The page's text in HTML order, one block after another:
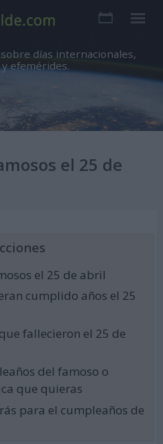
días internacionales,
efemérides.
el 25 de
el 25 de abril
cumplido años el 25
fallecieron el 25 de
del famoso o
que quieras
para el cumpleaños de